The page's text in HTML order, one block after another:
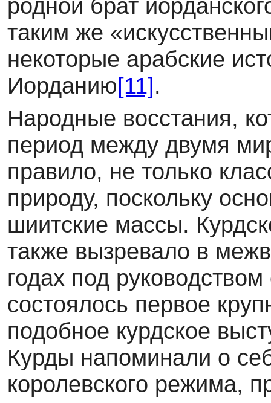
родной брат
таким же
некоторые арабские
Иорданию[11].
Народные восстания,
период между двумя
правило, не только
природу, поскольку
шиитские массы.
также вызревало в
годах под
состоялось первое
подобное курдское
Курды напоминали о
королевского режима,